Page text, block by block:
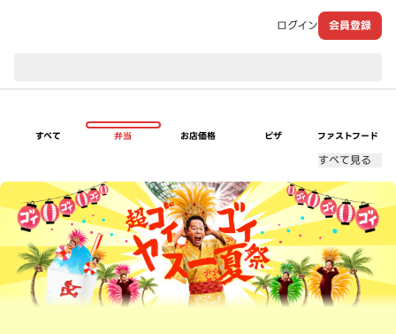
ログイン 会員登録
すべて 弁当 お店価格 ピザ ファストフード
すべて見る
超ゴイゴイヤスー夏祭